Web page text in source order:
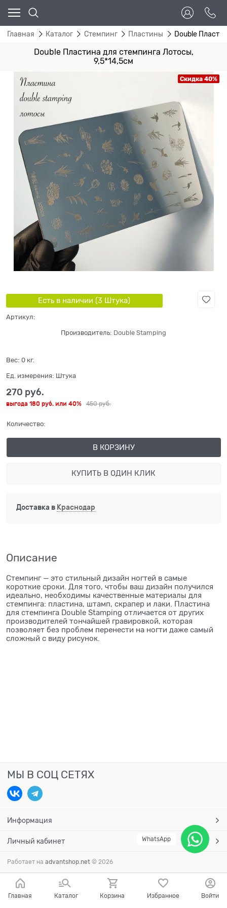
Главная Каталог Стемпинг Пластины Double
Double Пластина для стемпинга Лотосы,
9,5*14,5см
Скидка 40%
Есть в наличии (3 Штука)
Артикул:
Производитель: Double Stamping
Вес: 0 кг.
Ед. измерения: Штука
450 руб.
270 руб.
выгода 180 руб. или 40%
Количество:
В КОРЗИНУ
КУПИТЬ В ОДИН КЛИК
Доставка в Краснодар
Описание
Стемпинг — это стильный дизайн ногтей в самые
короткие сроки. Для того, чтобы ваш дизайн получился
идеально, необходимы качественные материалы для
стемпинга: пластина, штамп, скрапер и лаки. Пластина
для стемпинга Double Stamping отличается от других
производителей тончайшей гравировкой, которая
позволяет без проблем перенести на ногти даже самый
сложный с виду рисунок.
МЫ В СОЦ СЕТЯХ
Информация
Личный кабинет
Работает на advantshop.net © 2026
Главная Каталог Корзина Избранное Войти
WhatsApp